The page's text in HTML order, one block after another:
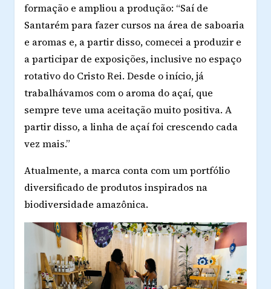
formação e ampliou a produção: “Saí de
Santarém para fazer cursos na área de saboaria
e aromas e, a partir disso, comecei a produzir e
a participar de exposições, inclusive no espaço
rotativo do Cristo Rei. Desde o início, já
trabalhávamos com o aroma do açaí, que
sempre teve uma aceitação muito positiva. A
partir disso, a linha de açaí foi crescendo cada
vez mais.”
Atualmente, a marca conta com um portfólio
diversificado de produtos inspirados na
biodiversidade amazônica.